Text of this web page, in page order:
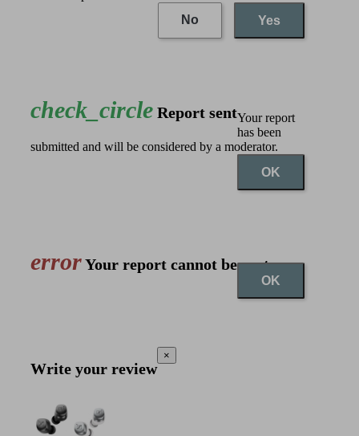
No
Yes
check_circle Report sentYour report
has been
submitted and will be considered by a moderator.
OK
errorYour report cannot be sent
OK
Write your review
×